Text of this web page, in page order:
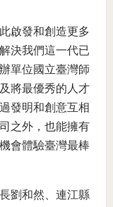
啟發和創造更多
決我們這一代已
單位國立臺灣師
將最優秀的人才
發明和創意互相
之外，也能擁有
會體驗臺灣最棒
劉和然、連江縣